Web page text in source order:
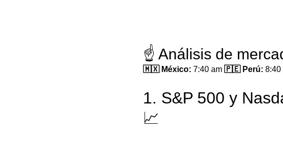
☝️ Análisis de
🇲🇽 México: 7:40 am 🇵🇪 Perú: 8:40
1. S&P 500 y
📈